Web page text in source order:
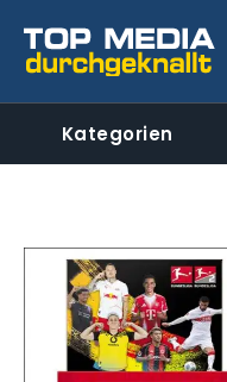
Kategorien